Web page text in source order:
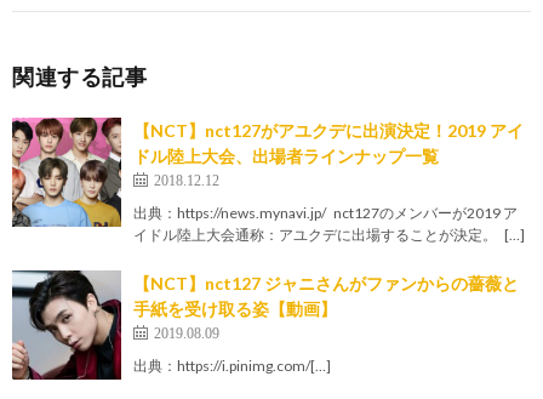
関連する記事
【NCT】nct127がアユクデに出演決定！2019 アイ
ドル陸上大会、出場者ラインナップ一覧
2018.12.12
出典：https://news.mynavi.jp/ nct127のメンバーが2019 ア
イドル陸上大会通称：アユクデに出場することが決定。 […]
【NCT】nct127 ジャニさんがファンからの薔薇と
手紙を受け取る姿【動画】
2019.08.09
出典：https://i.pinimg.com/[…]